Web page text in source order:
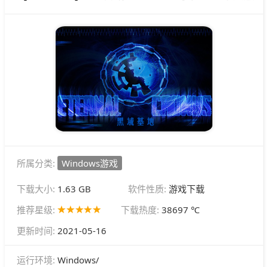
所属分类: Windows游戏
下载大小: 1.63 GB 软件性质: 游戏下载
推荐星级:
下载热度: 38697 ℃
更新时间: 2021-05-16
运行环境: Windows/